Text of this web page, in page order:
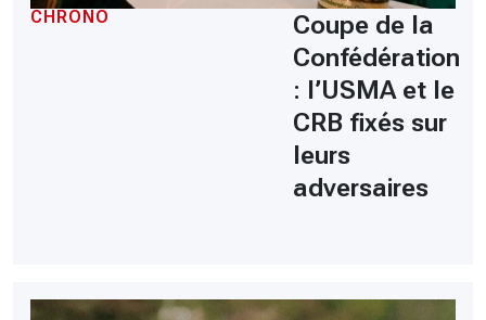
CHRONO
Coupe de la
Confédération
: l’USMA et le
CRB fixés sur
leurs
adversaires